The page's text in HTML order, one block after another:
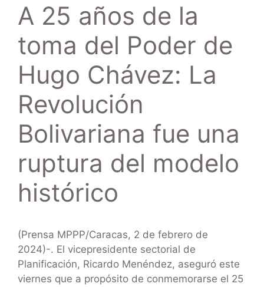
A 25 años de la
toma del Poder de
Hugo Chávez: La
Revolución
Bolivariana fue una
ruptura del modelo
histórico
(Prensa MPPP/Caracas, 2 de febrero de
2024)-. El vicepresidente sectorial de
Planificación, Ricardo Menéndez, aseguró este
viernes que a propósito de conmemorarse el 25